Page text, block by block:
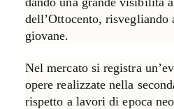
dell’Ottocento, risvegliando
giovane.
Nel mercato si registra
opere realizzate nella
rispetto a lavori di epoca